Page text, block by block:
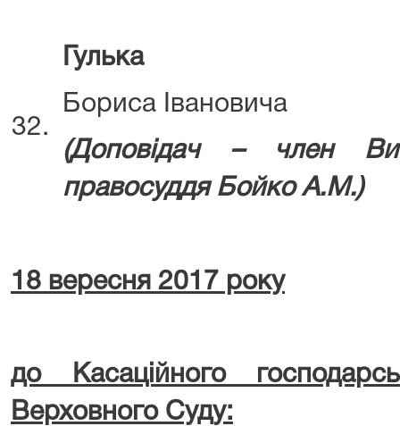
32.
Гулька
Бориса Івановича
(Доповідач – член
правосуддя Бойко А.М.)
18 вересня 2017 року
до Касаційного
Верховного Суду: